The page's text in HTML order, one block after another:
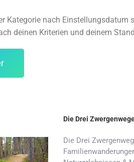
Kategorie nach Einstellungsdatum
deinen Kriterien und deinem
Die Drei
Die Drei